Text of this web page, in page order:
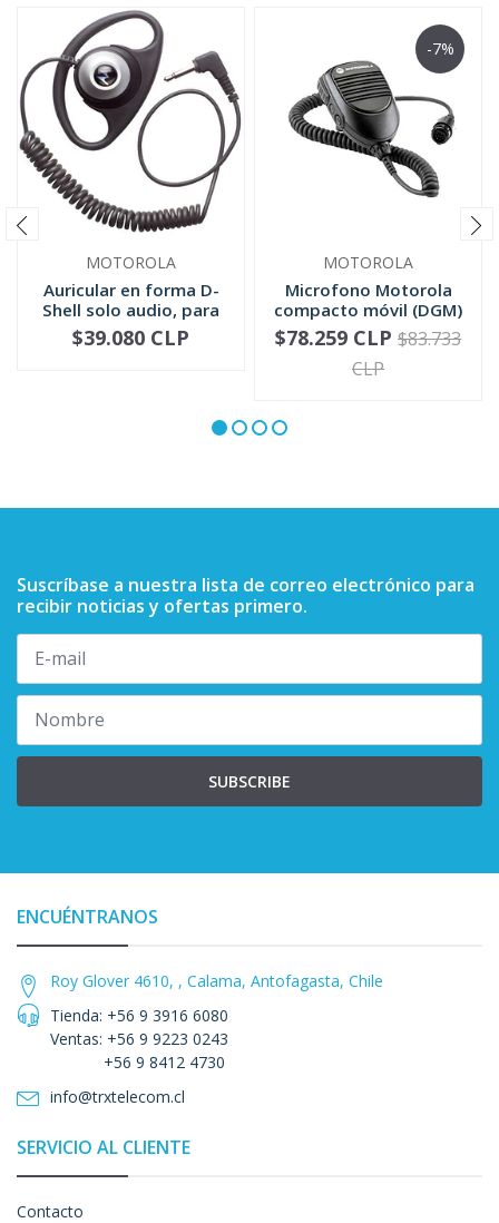
MOTOROLA
Auricular en forma D-
Shell solo audio, para
mic...
+
$39.080 CLP
-7%
MOTOROLA
Microfono Motorola
compacto móvil (DGM)
RMN5052
+
-
$78.259 CLP $83.733
CLP
Suscríbase a nuestra lista de correo electrónico para
recibir noticias y ofertas primero.
SUBSCRIBE
ENCUÉNTRANOS
Roy Glover 4610, , Calama, Antofagasta, Chile
Tienda: +56 9 3916 6080
Ventas: +56 9 9223 0243
+56 9 8412 4730
info@trxtelecom.cl
SERVICIO AL CLIENTE
Contacto